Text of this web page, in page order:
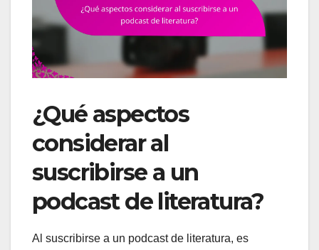
¿Qué aspectos
considerar al
suscribirse a un
podcast de literatura?
Al suscribirse a un podcast de literatura, es